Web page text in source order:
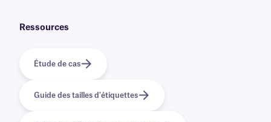
Ressources
Étude de cas
Guide des tailles d'étiquettes